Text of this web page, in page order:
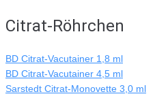
Citrat-Röhrchen
BD Citrat-Vacutainer 1,8 ml
BD Citrat-Vacutainer 4,5 ml
Sarstedt Citrat-Monovette 3,0 ml